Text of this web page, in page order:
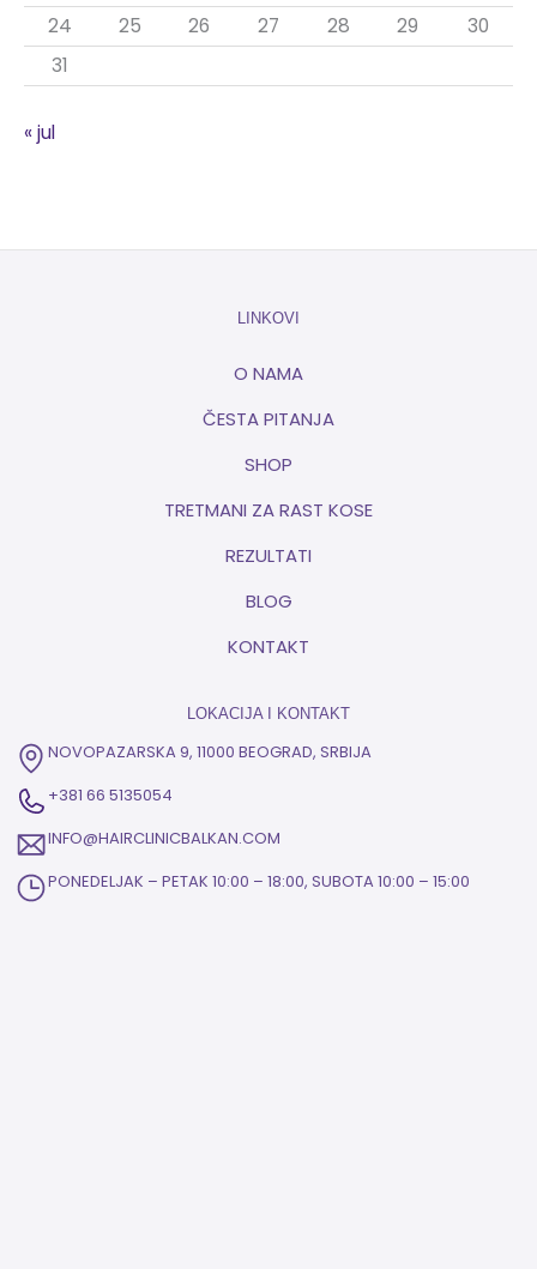
24
25 26 27 28 29
30
31
« jul
LINKOVI
O NAMA
ČESTA PITANJA
SHOP
TRETMANI ZA RAST KOSE
REZULTATI
BLOG
KONTAKT
LOKACIJA I KONTAKT
NOVOPAZARSKA 9, 11000 BEOGRAD, SRBIJA
+381 66 5135054
INFO@HAIRCLINICBALKAN.COM
PONEDELJAK – PETAK 10:00 – 18:00, SUBOTA 10:00 – 15:00